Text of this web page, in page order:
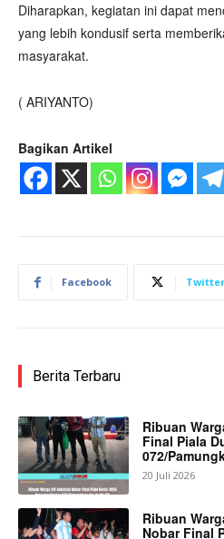
Diharapkan, kegiatan ini dapat
yang lebih kondusif serta
masyarakat.
( ARIYANTO)
Bagikan Artikel
Facebook Twitter
Berita Terbaru
Ribuan
Final Piala
072/
20 Juli 2026
Ribuan
Nobar Final